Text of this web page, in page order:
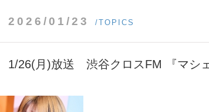
2026/01/23 /TOPICS
1/26(月)放送 渋谷クロスFM 『マシ